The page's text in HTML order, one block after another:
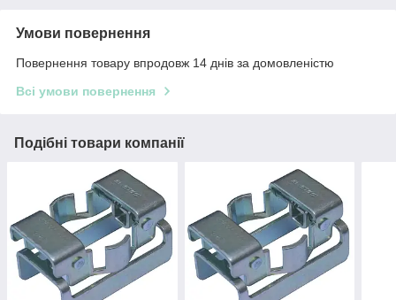
Умови повернення
Повернення товару впродовж 14 днів за домовленістю
Всі умови повернення
Подібні товари компанії